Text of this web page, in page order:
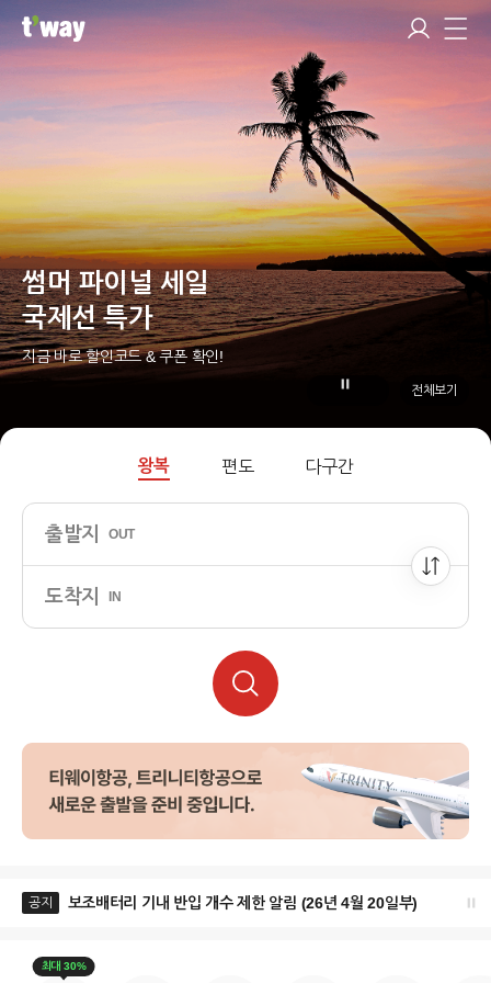
썸머 파이널 세일
국제선 특가
지금 바로 할인코드 & 쿠폰 확인!
전체보기
왕복 편도 다구간
출발지 OUT
도착지 IN
공지 보조배터리 기내 반입 개수 제한 알림 (26년 4월 20일부) 13호 태
최대 30%